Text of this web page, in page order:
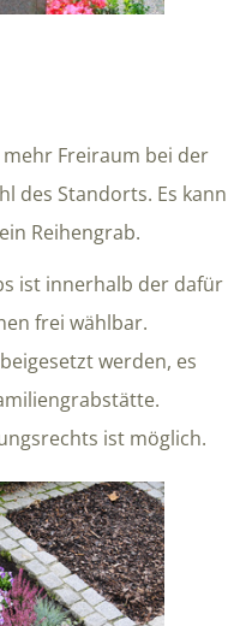
Freiraum bei der
des Standorts. Es kann
Reihengrab.
ist innerhalb der dafür
frei wählbar.
werden, es
ist möglich.